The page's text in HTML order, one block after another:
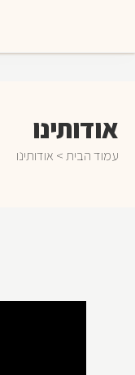
אודותינו
עמוד הבית> אודותינו